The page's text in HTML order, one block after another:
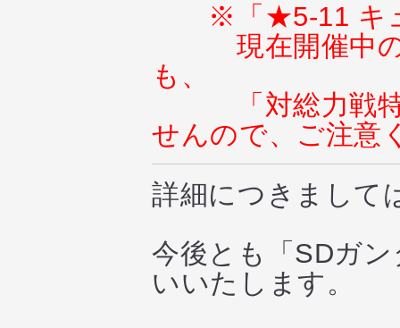
※「★5-11 キ
現在開催中
も、
「対総力
せんので、ご注意
詳細につきまして
今後とも「SDガ
いいたします。